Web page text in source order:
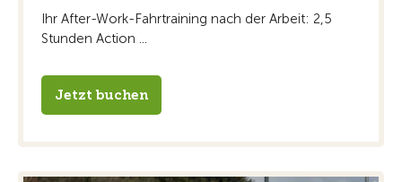
Ihr After-Work-Fahrtraining nach der Arbeit: 2,5
Stunden Action ...
Jetzt buchen